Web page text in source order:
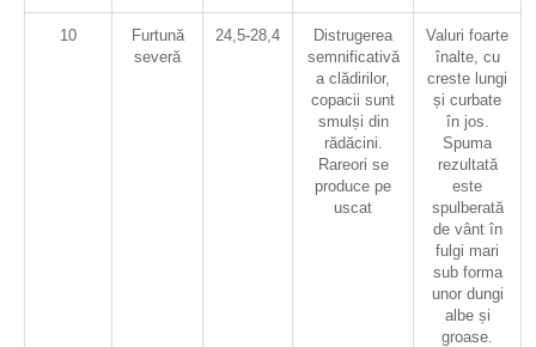
10
Furtună
severă
24,5-28,4
Distrugerea
semnificativă
a clădirilor,
copacii sunt
smulși din
rădăcini.
Rareori se
produce pe
uscat
Valuri foarte
înalte, cu
creste lungi
și curbate
în jos.
Spuma
rezultată
este
spulberată
de vânt în
fulgi mari
sub forma
unor dungi
albe și
groase.